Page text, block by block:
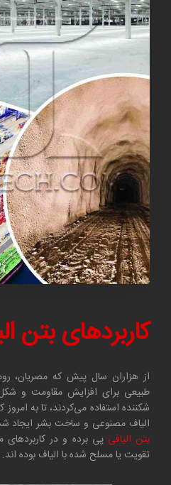
کاربردهای بتن
از هزاران سال پیش که مصریان،
طبیعی برای افزایش مقاومت و
شکننده استفاده می‌کردند، تا به
الیاف مصنوعی و ساخت بشر ایجاد
بتن الیافی پی برده و در کاربردهای
تقویت یا مسلح شده با الیاف بوده اند.